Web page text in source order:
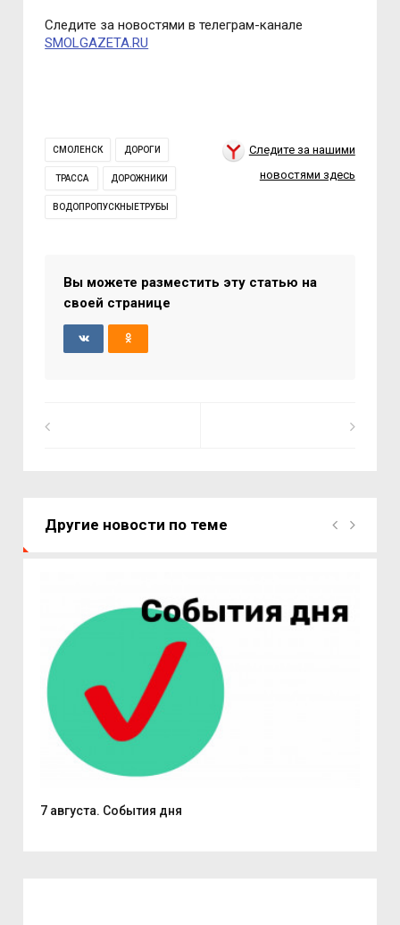
Следите за новостями в телеграм-канале
SMOLGAZETA.RU
СМОЛЕНСК ДОРОГИ
ТРАССА ДОРОЖНИКИ
ВОДОПРОПУСКНЫЕТРУБЫ
Следите за нашими
новостями здесь
Вы можете разместить эту статью на
своей странице
Другие новости по теме
7 августа. События дня